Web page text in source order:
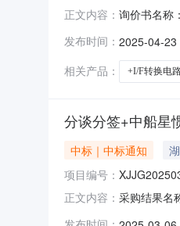
正文内容： 询价书名称
费（附加费
发布时间： 2025-04-23
相关产品：
+I/F转换电
分谈分签+中船星
中标｜中标通知
项目编号：
正文内容： 采购结果名